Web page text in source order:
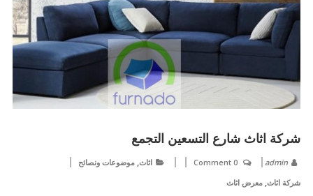
شركة اثاث شارع التسعين التجمع
admin
0 Comment اثاث, موضوعات ونصائح
شركة اثاث, معرض اثاث